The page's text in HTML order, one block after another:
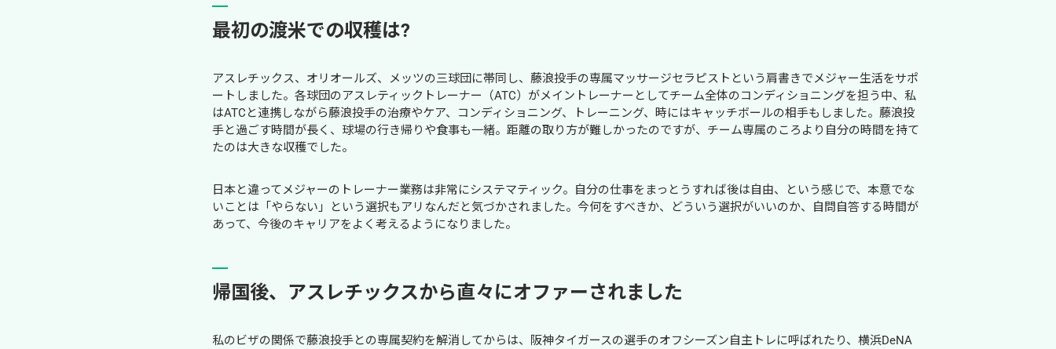
最初の渡米での収穫は?
アスレチックス、オリオールズ、メッツの三球団に帯同し、藤浪投手の専属マッサージセラピストという肩書きでメジャー生活をサポ
ートしました。各球団のアスレティックトレーナー（ATC）がメイントレーナーとしてチーム全体のコンディショニングを担う中、私
はATCと連携しながら藤浪投手の治療やケア、コンディショニング、トレーニング、時にはキャッチボールの相手もしました。藤浪投
手と過ごす時間が長く、球場の行き帰りや食事も一緒。距離の取り方が難しかったのですが、チーム専属のころより自分の時間を持て
たのは大きな収穫でした。
日本と違ってメジャーのトレーナー業務は非常にシステマティック。自分の仕事をまっとうすれば後は自由、という感じで、本意でな
いことは「やらない」という選択もアリなんだと気づかされました。今何をすべきか、どういう選択がいいのか、自問自答する時間が
あって、今後のキャリアをよく考えるようになりました。
帰国後、アスレチックスから直々にオファーされました
私のビザの関係で藤浪投手との専属契約を解消してからは、阪神タイガースの選手のオフシーズン自主トレに呼ばれたり、横浜DeNA